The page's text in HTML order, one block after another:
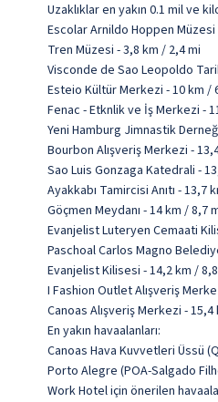
Uzaklıklar en yakın 0.1 mil ve
Escolar Arnildo Hoppen Müzesi
Tren Müzesi - 3,8 km / 2,4 mi
Visconde de Sao Leopoldo
Esteio Kültür Merkezi - 10 km /
Fenac - Etknlik ve İş Merkezi -
Yeni Hamburg Jimnastik
Bourbon Alışveriş Merkezi -
Sao Luis Gonzaga Katedrali -
Ayakkabı Tamircisi Anıtı - 13,7
Göçmen Meydanı - 14 km / 8,7
Evanjelist Luteryen Cemaati
Paschoal Carlos Magno
Evanjelist Kilisesi - 14,2 km /
I Fashion Outlet Alışveriş
Canoas Alışveriş Merkezi -
En yakın havaalanları:
Canoas Hava Kuvvetleri Üssü
Porto Alegre (POA-Salgado
Work Hotel için önerilen